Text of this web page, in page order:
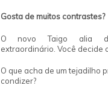
Gosta demuitos contrastes?
O novo Taigo alia
extraordinário. Você decide
O que acha de um tejadilho
condizer?